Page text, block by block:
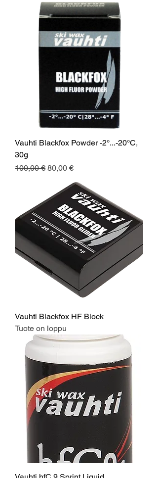
Vauhti Blackfox Powder -2°...-20°C,
30g
Normaali hinta
100,00 € Alehinta
80,00 €
Vauhti Blackfox HF Block
Tuote on loppu